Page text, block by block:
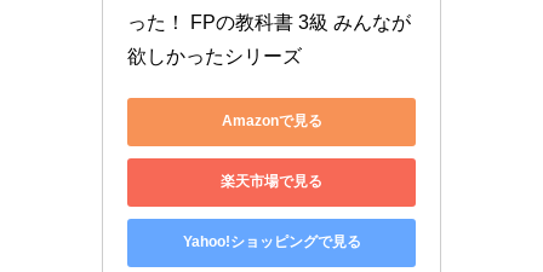
った！ FPの教科書 3級 みんなが
欲しかったシリーズ
Amazonで見る
楽天市場で見る
Yahoo!ショッピングで見る